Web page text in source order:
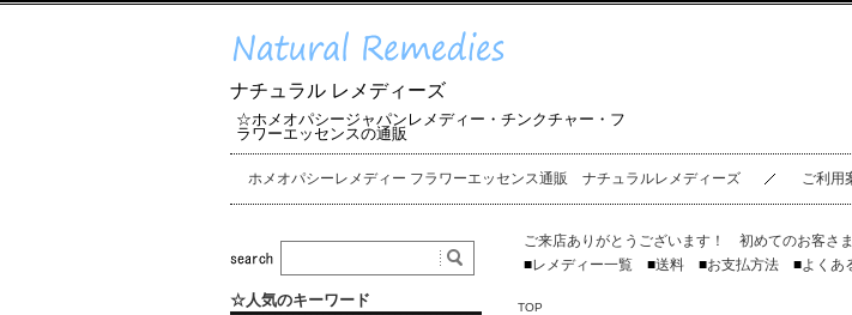
ナチュラル レメディーズ
☆ホメオパシージャパンレメディー・チンクチャー・フ
ラワーエッセンスの通販
ホメオパシーレメディー フラワーエッセンス通販 ナチュラルレメディーズ ご利用
ご来店ありがとうございます！ 初めてのお客さま
■レメディー一覧 ■送料 ■お支払方法 ■よくあ
TOP
☆人気のキーワード